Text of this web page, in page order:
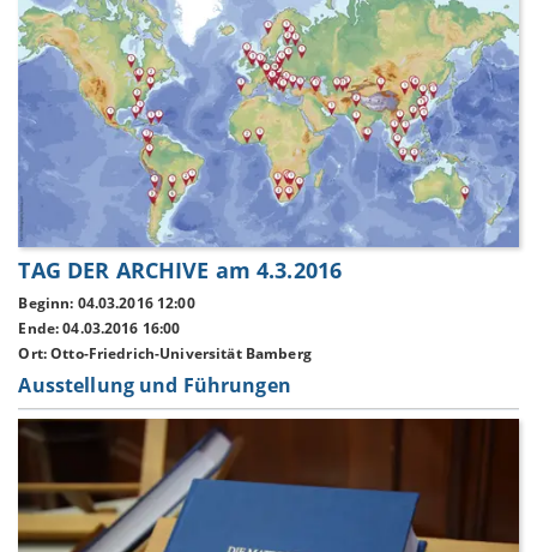
TAG DER ARCHIVE am 4.3.2016
Beginn: 04.03.2016 12:00
Ende: 04.03.2016 16:00
Ort: Otto-Friedrich-Universität Bamberg
Ausstellung und Führungen